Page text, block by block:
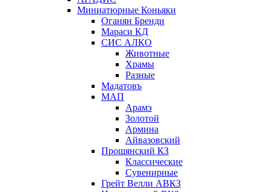
Миниатюрные Коньяки
Оганян Бренди
Мараси КД
СИС АЛКО
Животные
Храмы
Разные
Мадатовъ
МАП
Арамэ
Золотой
Армина
Айвазовский
Прошянский КЗ
Классические
Сувенирные
Грейт Велли АВКЗ